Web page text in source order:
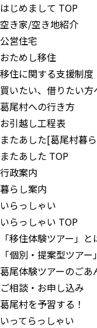
はじめまして TOP
空き家/空き地紹介
公営住宅
おためし移住
移住に関する支援制度
買いたい、借りたい方
葛尾村への行き方
お引越し工程表
またあした[葛尾村暮
またあした TOP
行政案内
暮らし案内
いらっしゃい
いらっしゃい TOP
「移住体験ツアー」と
「個別・提案型ツアー
葛尾体験ツアーのごあ
ご相談・お申し込み
葛尾村を予習する！
いってらっしゃい